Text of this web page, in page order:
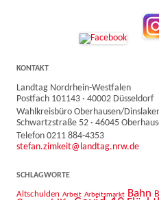
KONTAKT
Landtag Nordrhein-Westfalen
Postfach 101143 · 40002 Düsseldorf
Wahlkreisbüro Oberhausen/
Schwartzstraße 52 · 46045
Telefon 0211 884-4353
stefan.zimkeit@landtag.nrw.de
SCHLAGWORTE
Altschulden Arbeit Arbeitsmarkt Bahn